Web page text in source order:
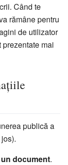
Când te
rămâne pentru
de utilizator
mai
publică a
document.